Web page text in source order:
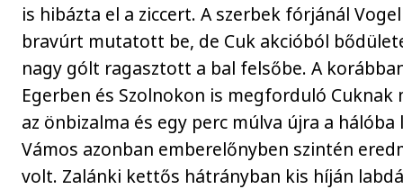
is hibázta el a ziccert. A szerbek fórjánál
bravúrt mutatott be, de Cuk akcióból
nagy gólt ragasztott a bal felsőbe. A
Egerben és Szolnokon is megforduló
az önbizalma és egy perc múlva újra a
Vámos azonban emberelőnyben szintén
volt. Zalánki kettős hátrányban kis híján